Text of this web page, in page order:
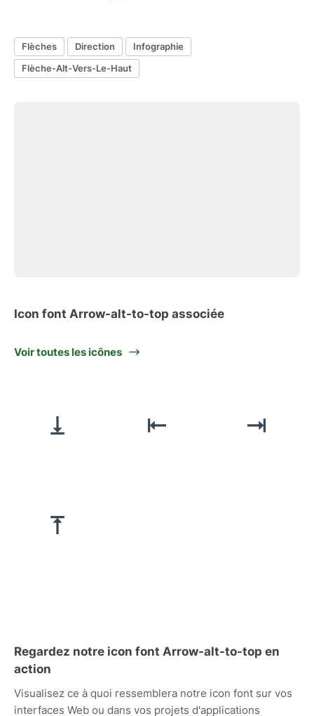
Flèches Direction
Infographie
Flèche-Alt-Vers-Le-Haut
Icon font Arrow-alt-to-top associée
Voir toutes les icônes
Regardez notre icon font Arrow-alt-to-top en
action
Visualisez ce à quoi ressemblera notre icon font sur vos
interfaces Web ou dans vos projets d'applications